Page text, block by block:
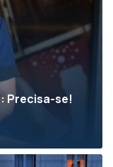
Precisa-se!